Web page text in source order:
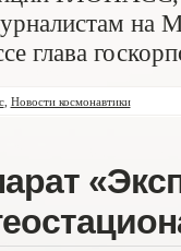
на
глава
, Новости космонавтики